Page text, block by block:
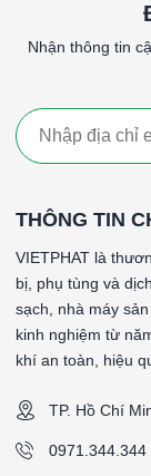
Email:
👉VIETPHAT –
Size: 495W x
Pressure Drop:
Filter Class: G4
Filter Airflow:
Efficiency: 90% ≤
####
Từ khóa: AmAir
Nhận thông tin
THÔNG TIN
VIETPHAT là
bị, phụ tùng và
sạch, nhà máy
kinh nghiệm từ
khí an toàn, hiệu
TP. Hồ Chí
0971.344.344